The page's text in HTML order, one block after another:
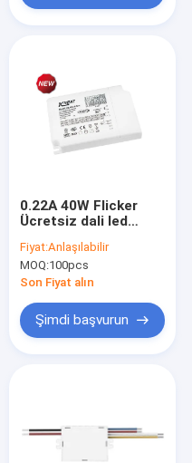
0.22A 40W Flicker
Ücretsiz dali led
Fiyat:Anlaşılabilir
MOQ:100pcs
Son Fiyat alın
Şimdi başvurun